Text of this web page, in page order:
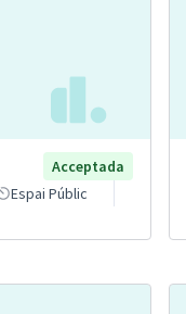
Acceptada
Espai Públic